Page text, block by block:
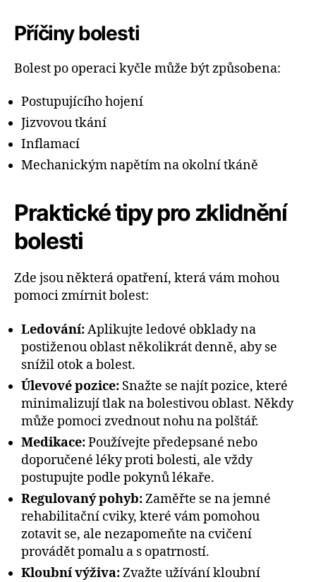
Příčiny bolesti
Bolest po operaci kyčle může být způsobena:
Postupujícího hojení
Jizvovou tkání
Inflamací
Mechanickým napětím na okolní tkáně
Praktické tipy pro zklidnění
bolesti
Zde jsou některá opatření, která vám mohou
pomoci zmírnit bolest:
Ledování:Aplikujte ledové obklady na
postiženou oblast několikrát denně, aby se
snížil otok a bolest.
Úlevové pozice: Snažte se najít pozice, které
minimalizují tlak na bolestivou oblast. Někdy
může pomoci zvednout nohu na polštář.
Medikace:Používejte předepsané nebo
doporučené léky proti bolesti, ale vždy
postupujte podle pokynů lékaře.
Regulovaný pohyb:Zaměřte se na jemné
rehabilitační cviky, které vám pomohou
zotavit se, ale nezapomeňte na cvičení
provádět pomalu a s opatrností.
Kloubní výživa:Zvažte užívání kloubní